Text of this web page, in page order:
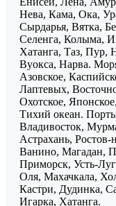
Нева, Кама, Ока,
Сырдарья, Вятка,
Селенга, Колыма,
Хатанга, Таз, Пур,
Вуокса, Нарва.
Азовское,
Лаптевых,
Охотское,
Тихий океан.
Владивосток,
Астрахань, Ростов-
Ванино, Магадан,
Приморск, Усть-
Оля, Махачкала,
Кастри, Дудинка,
Игарка, Хатанга.